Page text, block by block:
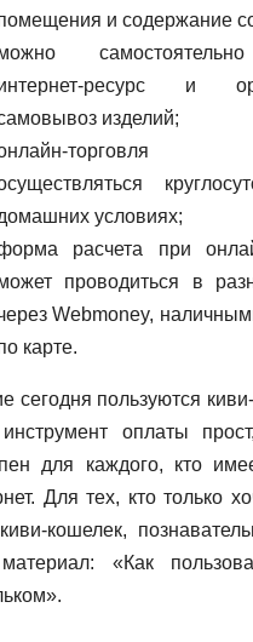
и содержание
ресурс и
изделий;
условиях;
расчета при
проводиться в
Webmoney,
карте.
сегодня пользуются
оплаты
для каждого, кто
Для тех, кто только
кошелек,
«Как